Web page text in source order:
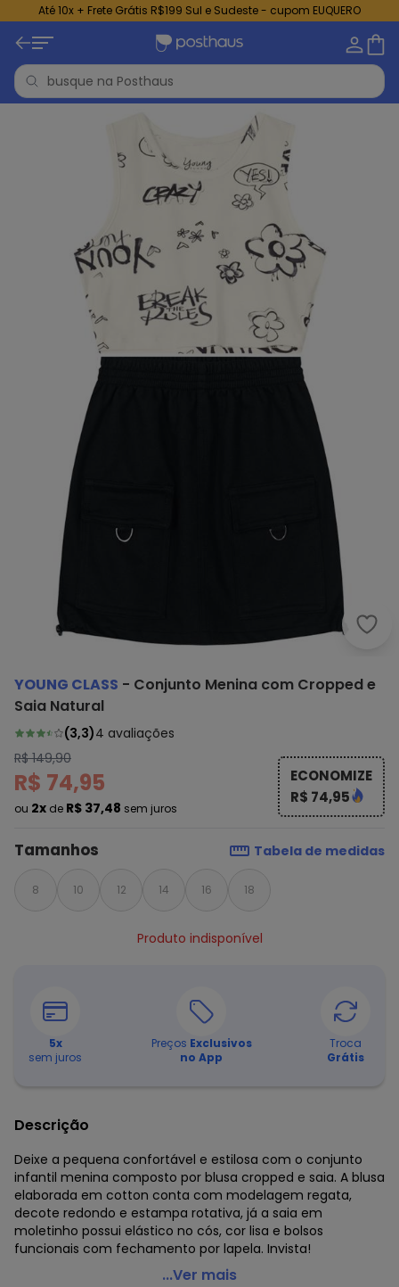
Até 10x + Frete Grátis R$199 Sul e Sudeste - cupom EUQUERO
YOUNG CLASS - Conjunto Menina com Cropped e
Saia Natural
(3,3)4 avaliações
R$ 149,90
R$ 74,95
ou 2x de R$ 37,48 sem juros
ECONOMIZE
R$ 74,95
Tamanhos Tabela de medidas
8 10 12 14 16 18
Produto indisponível
5x
sem juros
Preços Exclusivos
no App
Troca
Grátis
Descrição
Deixe a pequena confortável e estilosa com o conjunto
infantil menina composto por blusa cropped e saia. A blusa
elaborada em cotton conta com modelagem regata,
decote redondo e estampa rotativa, já a saia em
moletinho possui elástico no cós, cor lisa e bolsos
funcionais com fechamento por lapela. Invista!
Young Class - Conjunto Menina com Cropped e Saia
...Ver mais